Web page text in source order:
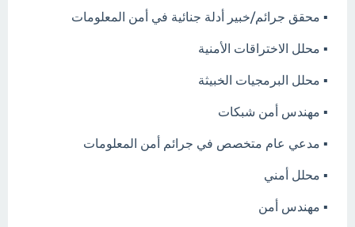
▪️ محقق جرائم/خبير أدلة جنائية في أمن المعلومات
▪️ محلل الاختراقات الأمنية
▪️ محلل البرمجيات الخبيثة
▪️ مهندس أمن شبكات
▪️ مدعي عام متخصص في جرائم أمن المعلومات
▪️ محلل أمني
▪️ مهندس أمن